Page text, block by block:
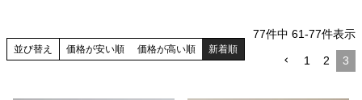
並び替え 価格が安い順 価格が高い順 新着順
77件中 61-77件表示
1 2 3